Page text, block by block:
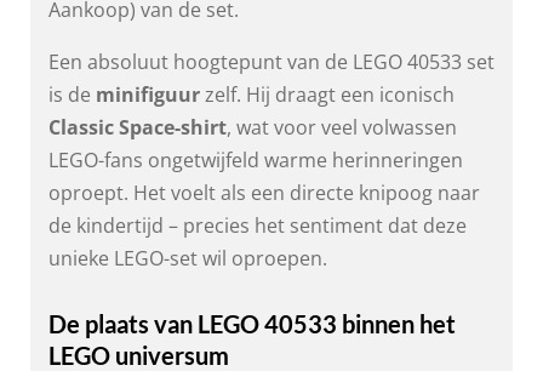
Aankoop) van de set.
Een absoluut hoogtepunt van de LEGO 40533 set
is de minifiguurzelf. Hij draagt een iconisch
Classic Space-shirt, wat voor veel volwassen
LEGO-fans ongetwijfeld warme herinneringen
oproept. Het voelt als een directe knipoog naar
de kindertijd – precies het sentiment dat deze
unieke LEGO-set wil oproepen.
De plaats van LEGO 40533 binnen het
LEGO universum